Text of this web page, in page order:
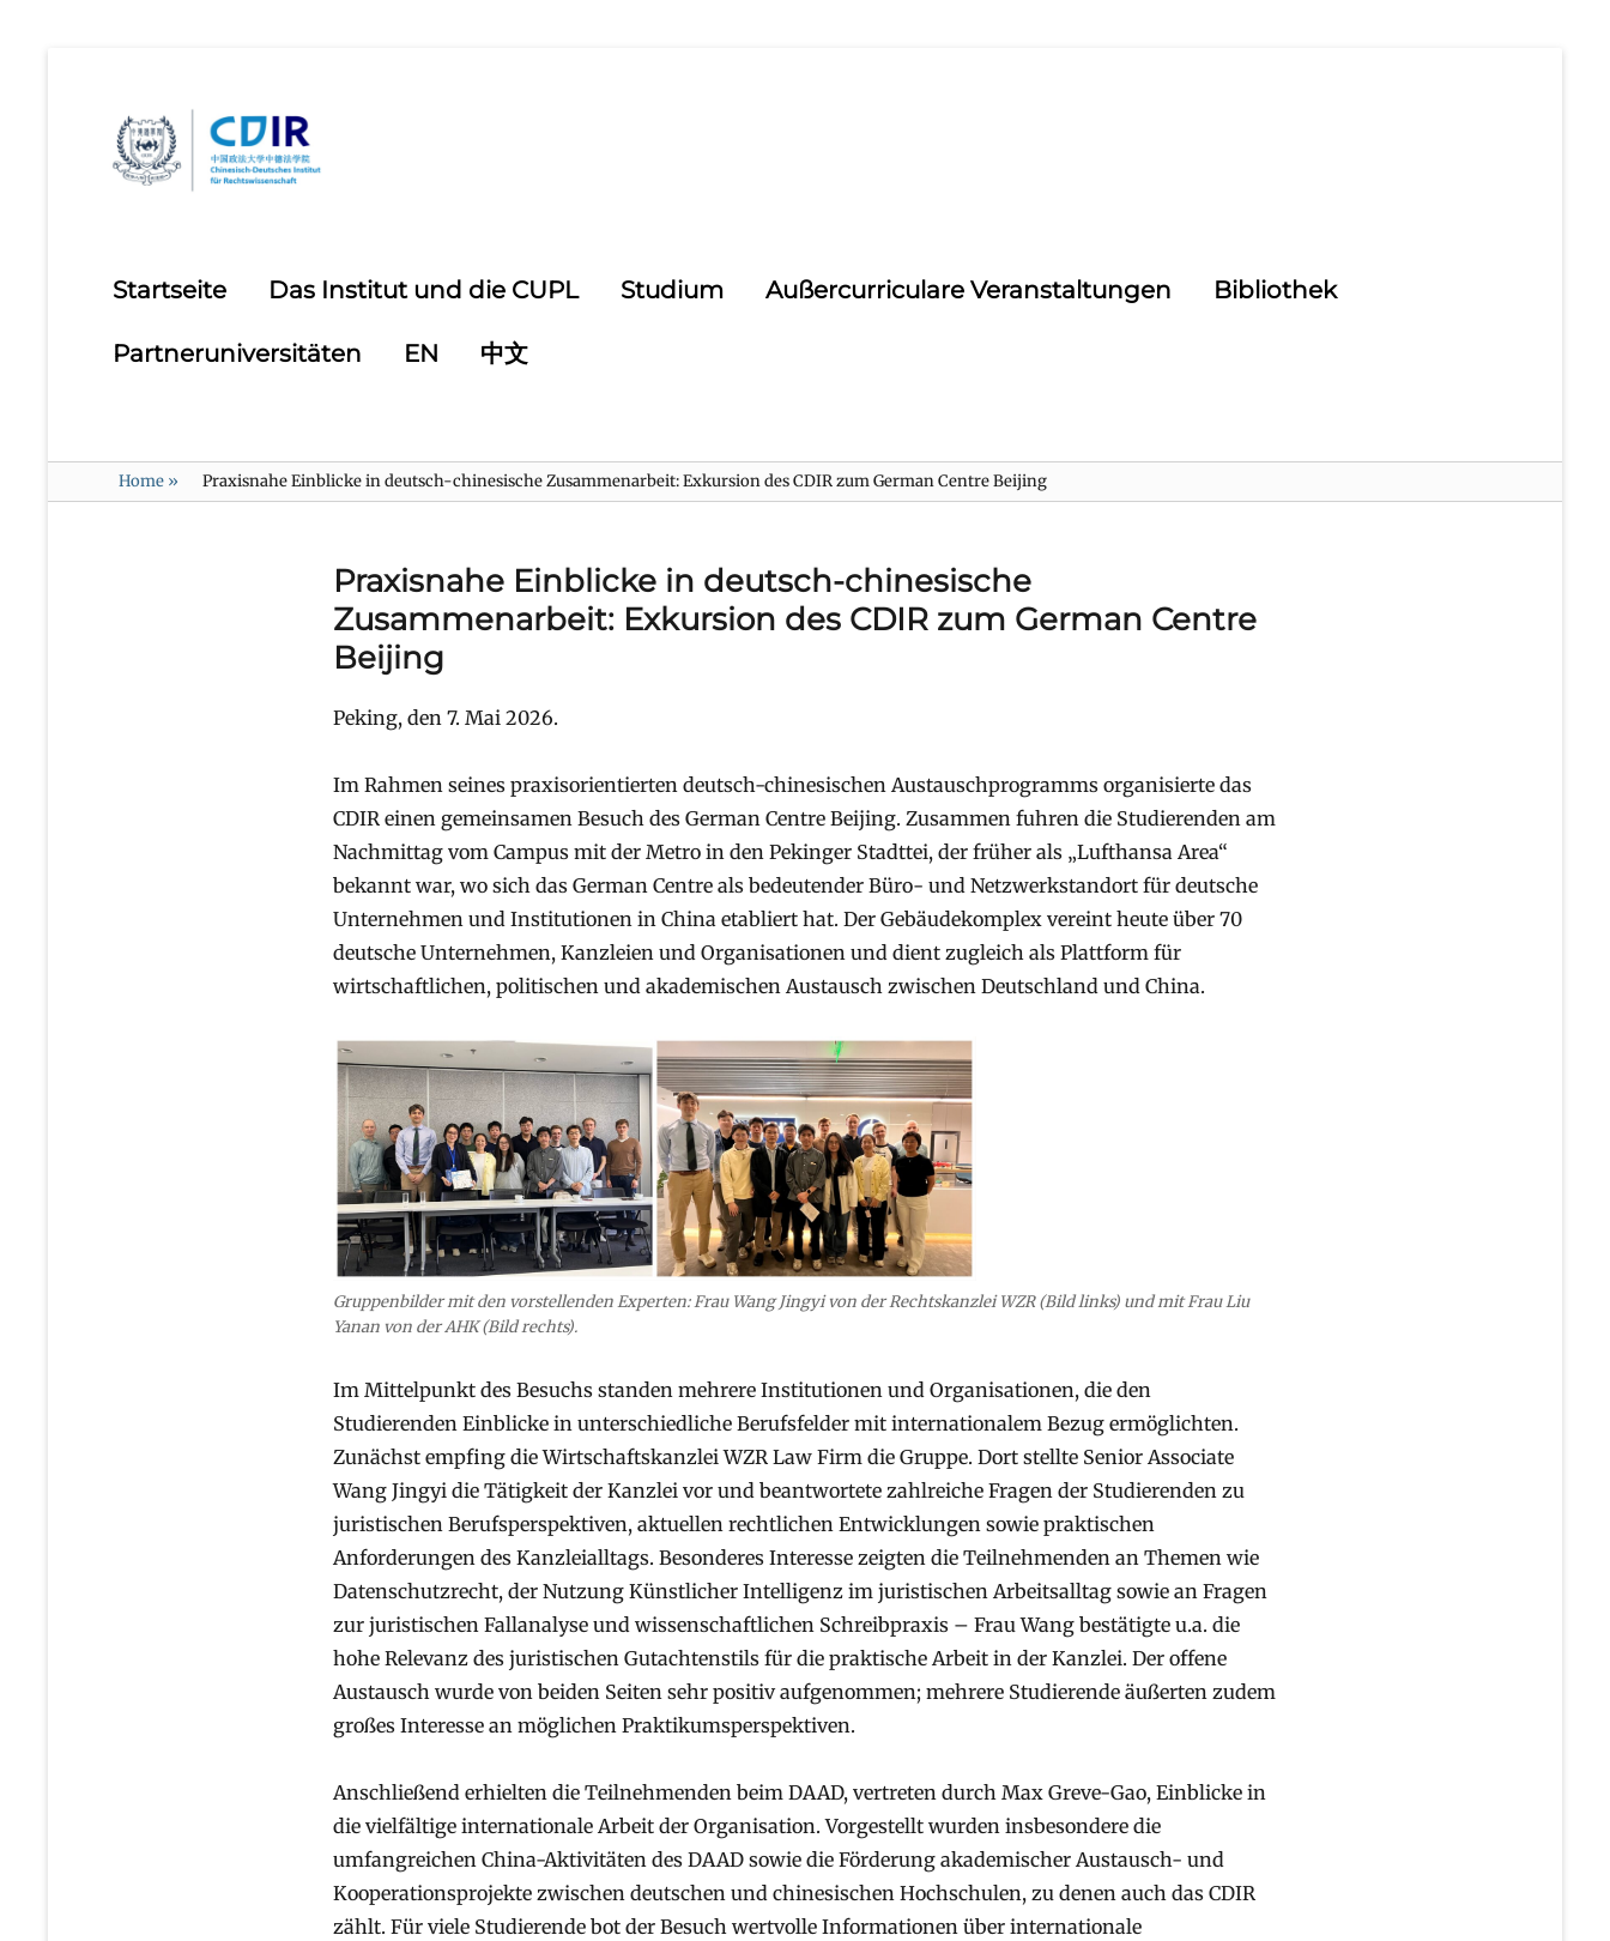
Primary
Startseite Das Institut und die CUPL Studium Außercurriculare Veranstaltungen Bibliothek
Partneruniversitäten EN 中文
Home » Praxisnahe Einblicke in deutsch-chinesische Zusammenarbeit: Exkursion des CDIR zum German Centre Beijing
Praxisnahe Einblicke in deutsch-chinesische
Zusammenarbeit: Exkursion des CDIR zum German Centre
Beijing
Peking, den 7. Mai 2026.
Im Rahmen seines praxisorientierten deutsch-chinesischen Austauschprogramms organisierte das
CDIR einen gemeinsamen Besuch des German Centre Beijing. Zusammen fuhren die Studierenden am
Nachmittag vom Campus mit der Metro in den Pekinger Stadttei, der früher als „Lufthansa Area“
bekannt war, wo sich das German Centre als bedeutender Büro- und Netzwerkstandort für deutsche
Unternehmen und Institutionen in China etabliert hat. Der Gebäudekomplex vereint heute über 70
deutsche Unternehmen, Kanzleien und Organisationen und dient zugleich als Plattform für
wirtschaftlichen, politischen und akademischen Austausch zwischen Deutschland und China.
Gruppenbilder mit den vorstellenden Experten: Frau Wang Jingyi von der Rechtskanzlei WZR (Bild links) und mit Frau Liu
Yanan von der AHK (Bild rechts).
Im Mittelpunkt des Besuchs standen mehrere Institutionen und Organisationen, die den
Studierenden Einblicke in unterschiedliche Berufsfelder mit internationalem Bezug ermöglichten.
Zunächst empfing die Wirtschaftskanzlei WZR Law Firm die Gruppe. Dort stellte Senior Associate
Wang Jingyi die Tätigkeit der Kanzlei vor und beantwortete zahlreiche Fragen der Studierenden zu
juristischen Berufsperspektiven, aktuellen rechtlichen Entwicklungen sowie praktischen
Anforderungen des Kanzleialltags. Besonderes Interesse zeigten die Teilnehmenden an Themen wie
Datenschutzrecht, der Nutzung Künstlicher Intelligenz im juristischen Arbeitsalltag sowie an Fragen
zur juristischen Fallanalyse und wissenschaftlichen Schreibpraxis – Frau Wang bestätigte u.a. die
hohe Relevanz des juristischen Gutachtenstils für die praktische Arbeit in der Kanzlei. Der offene
Austausch wurde von beiden Seiten sehr positiv aufgenommen; mehrere Studierende äußerten zudem
großes Interesse an möglichen Praktikumsperspektiven.
Anschließend erhielten die Teilnehmenden beim DAAD, vertreten durch Max Greve-Gao, Einblicke in
die vielfältige internationale Arbeit der Organisation. Vorgestellt wurden insbesondere die
umfangreichen China-Aktivitäten des DAAD sowie die Förderung akademischer Austausch- und
Kooperationsprojekte zwischen deutschen und chinesischen Hochschulen, zu denen auch das CDIR
zählt. Für viele Studierende bot der Besuch wertvolle Informationen über internationale